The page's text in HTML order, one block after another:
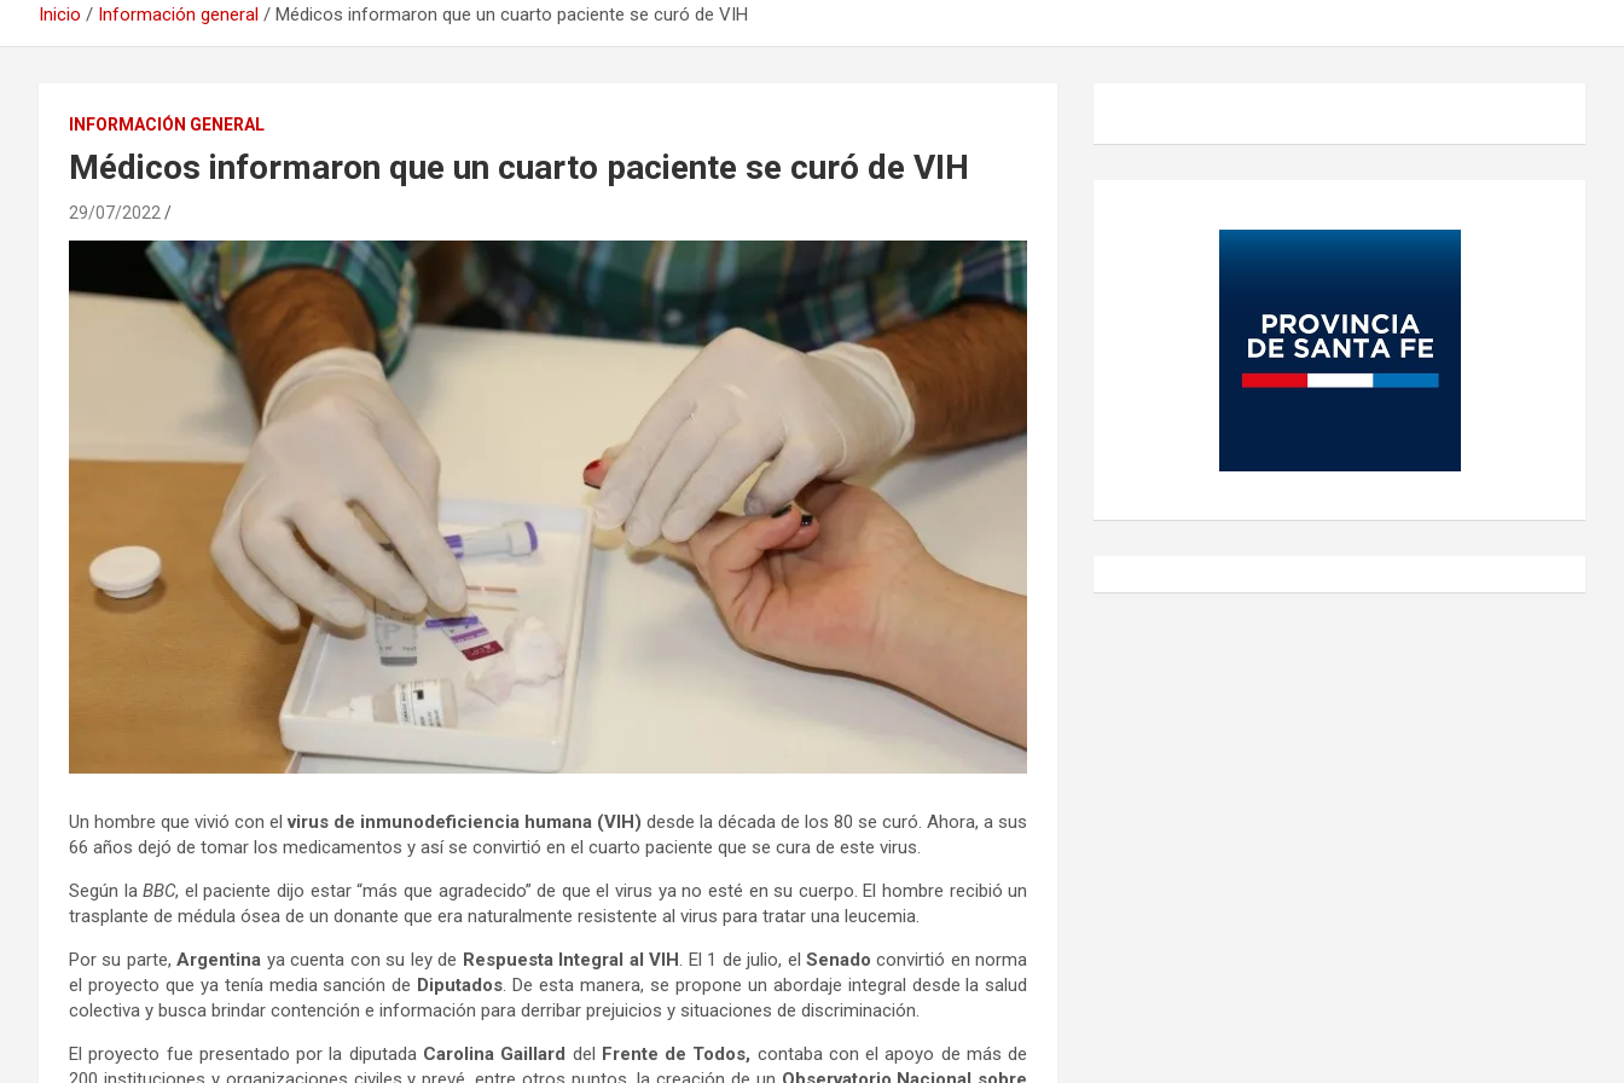
Inicio Información general Médicos informaron que un cuarto paciente se curó de VIH
INFORMACIÓN GENERAL
Médicos informaron que un cuarto paciente se curó de VIH
29/07/2022
Un hombre que vivió con el virus de inmunodeficiencia humana (VIH) desde la década de los 80 se curó. Ahora, a sus
66 años dejó de tomar los medicamentos y así se convirtió en el cuarto paciente que se cura de este virus.
Según laBBC, el paciente dijo estar “más que agradecido” de que el virus ya no esté en su cuerpo. El hombre recibió un
trasplante de médula ósea de un donante que era naturalmente resistente al virus para tratar una leucemia.
Por su parte,Argentina ya cuenta con su ley de Respuesta Integral al VIH. El 1 de julio, el Senadoconvirtió en norma
el proyecto que ya tenía media sanción de Diputados. De esta manera, se propone un abordaje integral desde la salud
colectiva y busca brindar contención e información para derribar prejuicios y situaciones de discriminación.
El proyecto fue presentado por la diputada Carolina Gaillard del Frente de Todos, contaba con el apoyo de más de